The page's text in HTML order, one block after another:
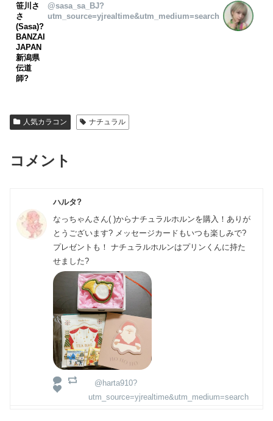
笹川さ
さ
(Sasa)?
BANZAI
JAPAN
新潟県
伝道
師?
@sasa_sa_BJ?
utm_source=yjrealtime&utm_medium=search
人気カラコン ナチュラル
コメント
ハルタ?
なっちゃんさん( )からナチュラルホルンを購入！ありが
とうございます? メッセージカードもいつも楽しみで?
プレゼントも！ ナチュラルホルンはプリンくんに持た
せました?
@harta910?
utm_source=yjrealtime&utm_medium=search